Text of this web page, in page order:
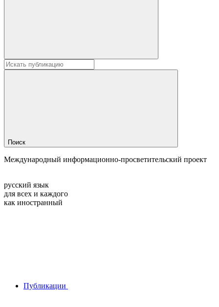
Поиск
Международный информационно-просветительский проект
русский язык
для всех и каждого
как иностранный
Публикации